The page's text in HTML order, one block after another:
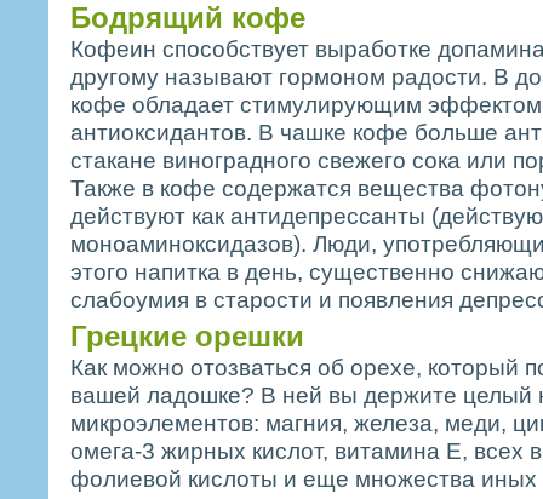
Бодрящий кофе
Кофеин способствует выработке
другому называют гормоном радости. В
кофе обладает стимулирующим
антиоксидантов. В чашке кофе больше
стакане виноградного свежего сока или
Также в кофе содержатся вещества
действуют как антидепрессанты
моноаминоксидазов). Люди,
этого напитка в день, существенно
слабоумия в старости и появления
Грецкие орешки
Как можно отозваться об орехе, который
вашей ладошке? В ней вы держите целый
микроэлементов: магния, железа, меди,
омега-3 жирных кислот, витамина E, всех
фолиевой кислоты и еще множества иных